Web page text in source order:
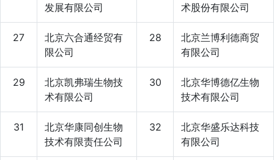
发展有限公司
术股份有限公司
27
北京六合通经贸有
限公司
28
北京兰博利德商贸
有限公司
29
北京凯弗瑞生物技
术有限公司
30
北京华博德亿生物
技术有限公司
31
北京华康同创生物
技术有限责任公司
32
北京华盛乐达科技
有限公司